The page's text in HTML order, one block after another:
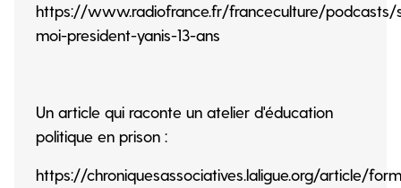
https://www.radiofrance.fr/franceculture/podcasts/
moi-president-yanis-13-ans
Un article qui raconte un atelier d'éducation
politique en prison :
https://chroniquesassociatives.laligue.org/article/